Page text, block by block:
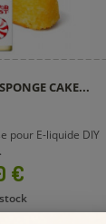
CAKE...
pour E-liquide DIY
€